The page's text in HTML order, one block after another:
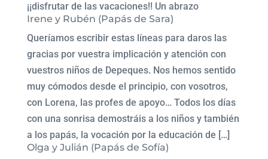
¡¡disfrutar de las vacaciones!! Un abrazo
Irene y Rubén (Papás de Sara)
Queríamos escribir estas líneas para daros las
gracias por vuestra implicación y atención con
vuestros niños de Depeques. Nos hemos sentido
muy cómodos desde el principio, con vosotros,
con Lorena, las profes de apoyo… Todos los días
con una sonrisa demostráis a los niños y también
a los papás, la vocación por la educación de […]
Olga y Julián (Papás de Sofía)